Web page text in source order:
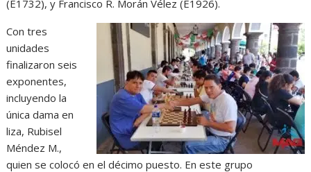
(E1732), y Francisco R. Morán Vélez (E1926).
Con tres
unidades
finalizaron seis
exponentes,
incluyendo la
única dama en
liza, Rubisel
Méndez M.,
quien se colocó en el décimo puesto. En este grupo